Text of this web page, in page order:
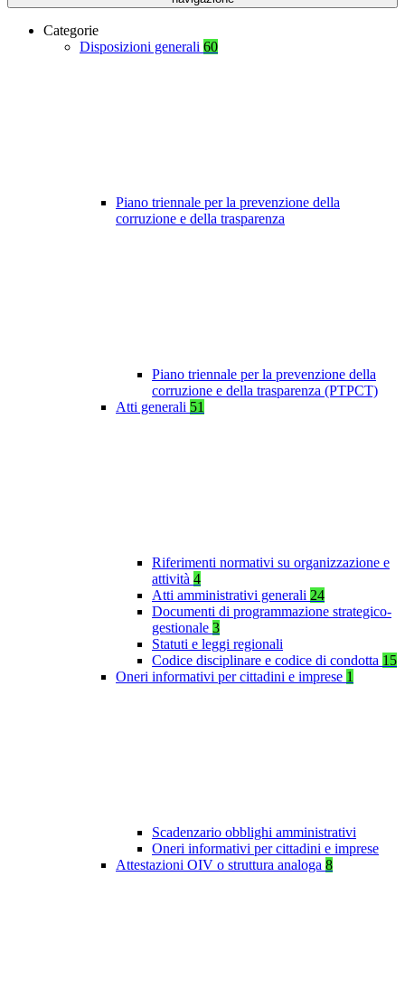
Categorie
Disposizioni generali 60
Piano triennale per la prevenzione della
corruzione e della trasparenza
Piano triennale per la prevenzione della
corruzione e della trasparenza (PTPCT)
Atti generali 51
Riferimenti normativi su organizzazione e
attività 4
Atti amministrativi generali 24
Documenti di programmazione strategico-
gestionale 3
Statuti e leggi regionali
Codice disciplinare e codice di condotta 15
Oneri informativi per cittadini e imprese 1
Scadenzario obblighi amministrativi
Oneri informativi per cittadini e imprese
Attestazioni OIV o struttura analoga 8